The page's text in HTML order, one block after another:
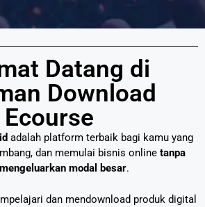
Datang di
Download
Ecourse
adalah platform terbaik bagi kamu yang
dan memulai bisnis online tanpa
modal besar.
dan mendownload produk digital